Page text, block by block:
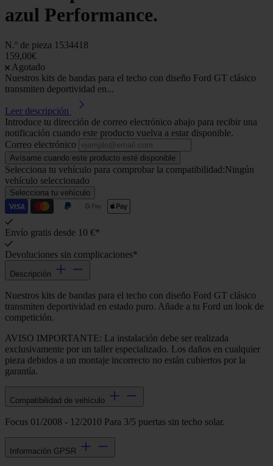
azul Performance.
N.º de pieza 1534418
159,00€
Agotado
Nuestros kits de bandas para el techo con diseño Ford GT clásico
transmiten deportividad en...
Leer descripción
Introduce tu dirección de correo electrónico abajo para recibir una
notificación cuando este producto vuelva a estar disponible.
Correo electrónico
Avísame cuando este producto esté disponible
Selecciona tu vehículo para comprobar la compatibilidad:Ningún
vehículo seleccionado
Selecciona tu vehículo
Envío gratis desde 10 €*
Devoluciones sin complicaciones*
Descripción
Nuestros kits de bandas para el techo con diseño Ford GT clásico
transmiten deportividad en estado puro. Añade a tu Ford un look de
competición.
AVISO IMPORTANTE: La instalación debe ser realizada
exclusivamente por un taller especializado. Los daños en cualquier
pieza debidos a un montaje incorrecto no están cubiertos por la
garantía.
Compatibilidad de vehículo
Focus 01/2008 - 12/2010 Para 3/5 puertas sin techo solar.
Información GPSR